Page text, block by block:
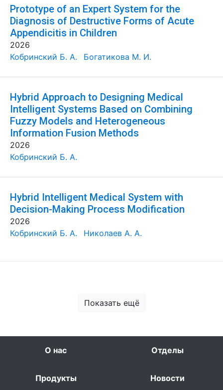
Prototype of an Expert System for the
Diagnosis of Destructive Forms of Acute
Appendicitis in Children
2026
Кобринский Б. А.
Богатикова М. И.
Hybrid Approach to Designing Medical
Intelligent Systems Based on Combining
Fuzzy Models and Heterogeneous
Information Fusion Methods
2026
Кобринский Б. А.
Hybrid Intelligent Medical System with
Decision-Making Process Modification
2026
Кобринский Б. А.
Николаев А. А.
Показать ещё
О нас Отделы
Продукты Новости